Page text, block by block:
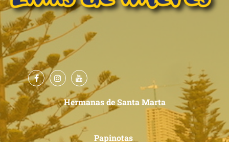
Hermanas de Santa Marta
Papinotas